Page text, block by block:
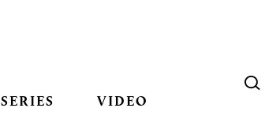
SERIES VIDEO